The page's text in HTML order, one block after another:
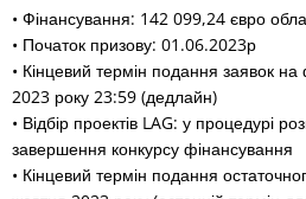
• Фінансування: 142 099,24 євро
• Початок призову: 01.06.2023р
• Кінцевий термін подання заявок
2023 року 23:59 (дедлайн)
• Відбір проектів LAG: у процедурі
завершення конкурсу фінансування
• Кінцевий термін подання